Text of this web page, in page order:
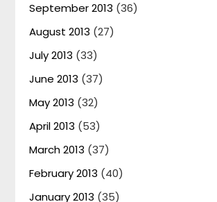
September 2013 (36)
August 2013 (27)
July 2013 (33)
June 2013 (37)
May 2013 (32)
April 2013 (53)
March 2013 (37)
February 2013 (40)
January 2013 (35)